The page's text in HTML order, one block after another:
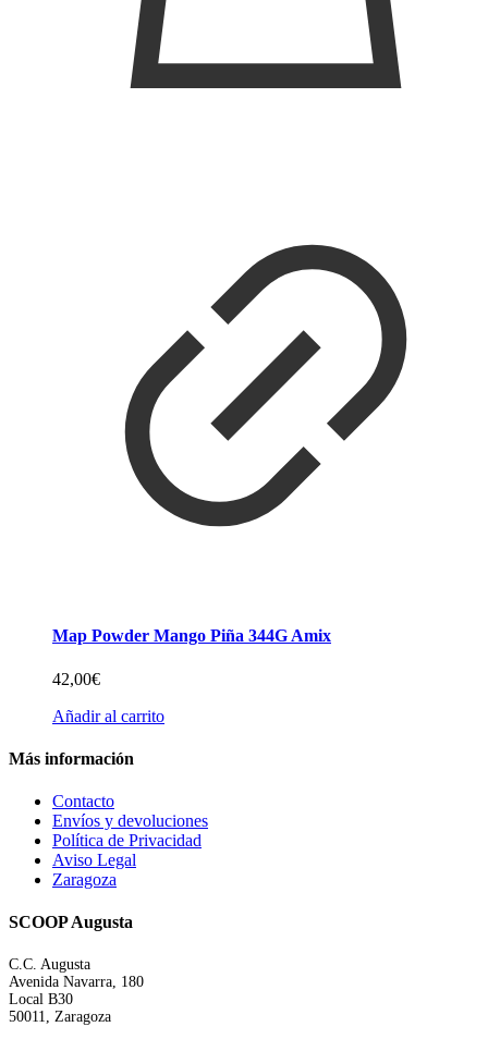
Map Powder Mango Piña 344G Amix
42,00€
Añadir al carrito
Más información
Contacto
Envíos y devoluciones
Política de Privacidad
Aviso Legal
Zaragoza
SCOOP Augusta
C.C. Augusta
Avenida Navarra, 180
Local B30
50011, Zaragoza